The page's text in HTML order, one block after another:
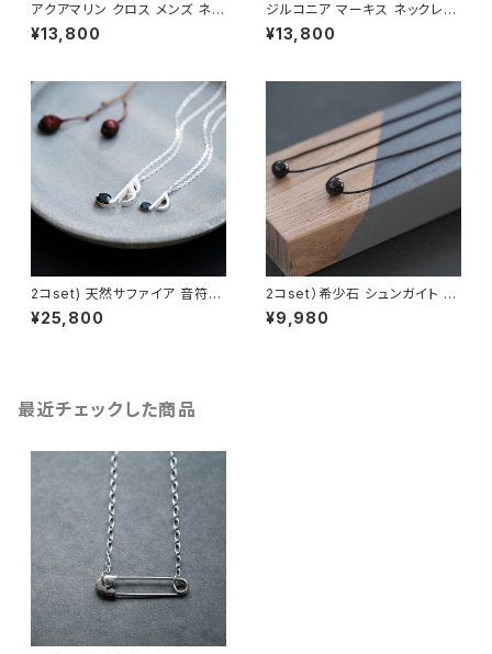
アクアマリン クロス メンズ ネッ
クレス シルバー925
¥13,800
ジルコニア マーキス ネックレス
シルバー925 メンズ ユニセック
ス
¥13,800
2コset) 天然サファイア 音符
ペア ネックレス シルバー925
¥25,800
2コset）希少石 シュンガイト ペ
ア ネックレス シルバー925
¥9,980
最近チェックした商品